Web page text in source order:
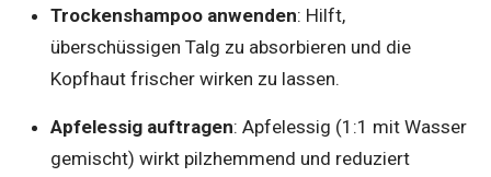
Trockenshampoo anwenden: Hilft,
überschüssigen Talg zu absorbieren und die
Kopfhaut frischer wirken zu lassen.
Apfelessig auftragen: Apfelessig (1:1 mit Wasser
gemischt) wirkt pilzhemmend und reduziert